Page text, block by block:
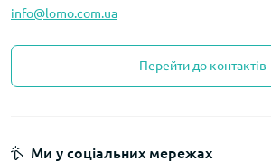
info@lomo.com.ua
Перейти до контактів
Ми у соціальних мережах